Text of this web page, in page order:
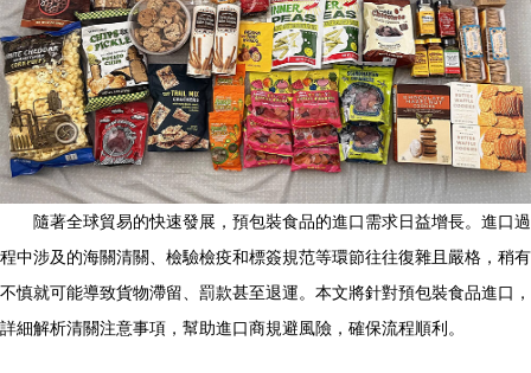
隨著全球貿易的快速發展，預包裝食品的進口需求日益增長。進口過
程中涉及的海關清關、檢驗檢疫和標簽規范等環節往往復雜且嚴格，稍有
不慎就可能導致貨物滯留、罰款甚至退運。本文將針對預包裝食品進口，
詳細解析清關注意事項，幫助進口商規避風險，確保流程順利。